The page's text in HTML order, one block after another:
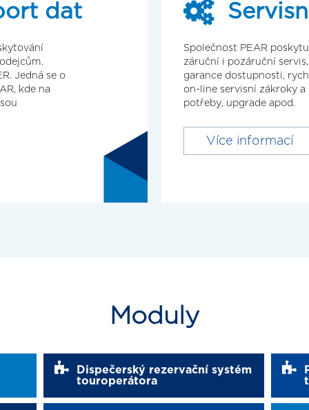
dat
Jedná se o
kde na
Společnost PEAR
záruční i pozáruční
garance dostupnosti,
on-line servisní zákroky
potřeby, upgrade apod.
Více informací
Moduly
Dispečerský rezervační systém
touroperátora